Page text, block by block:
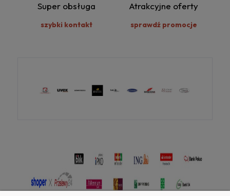
Super obsługa
szybki kontakt
Atrakcyjne oferty
sprawdź promocje